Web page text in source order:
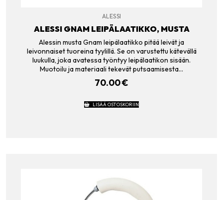
ALESSI
ALESSI GNAM LEIPÄLAATIKKO, MUSTA
Alessin musta Gnam leipälaatikko pitää leivät ja
leivonnaiset tuoreina tyylillä. Se on varustettu kätevällä
luukulla, joka avatessa työntyy leipälaatikon sisään.
Muotoilu ja materiaali tekevät putsaamisesta…
70.00€
LISÄÄ OSTOSKORIIN